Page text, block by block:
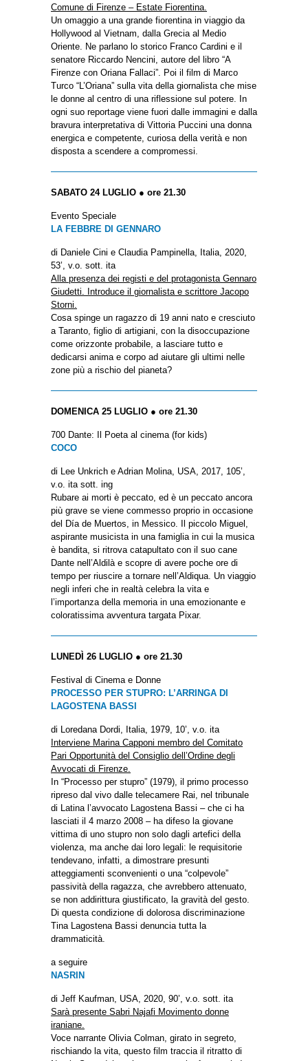
Comune di Firenze – Estate Fiorentina.
Un omaggio a una grande fiorentina in viaggio da
Hollywood al Vietnam, dalla Grecia al Medio
Oriente. Ne parlano lo storico Franco Cardini e il
senatore Riccardo Nencini, autore del libro “A
Firenze con Oriana Fallaci”. Poi il film di Marco
Turco “L’Oriana” sulla vita della giornalista che mise
le donne al centro di una riflessione sul potere. In
ogni suo reportage viene fuori dalle immagini e dalla
bravura interpretativa di Vittoria Puccini una donna
energica e competente, curiosa della verità e non
disposta a scendere a compromessi.
SABATO 24 LUGLIO ● ore 21.30
Evento Speciale
LA FEBBRE DI GENNARO
di Daniele Cini e Claudia Pampinella, Italia, 2020,
53’, v.o. sott. ita
Alla presenza dei registi e del protagonista Gennaro
Giudetti. Introduce il giornalista e scrittore Jacopo
Storni.
Cosa spinge un ragazzo di 19 anni nato e cresciuto
a Taranto, figlio di artigiani, con la disoccupazione
come orizzonte probabile, a lasciare tutto e
dedicarsi anima e corpo ad aiutare gli ultimi nelle
zone più a rischio del pianeta?
DOMENICA 25 LUGLIO ● ore 21.30
700 Dante: Il Poeta al cinema (for kids)
COCO
di Lee Unkrich e Adrian Molina, USA, 2017, 105’,
v.o. ita sott. ing
Rubare ai morti è peccato, ed è un peccato ancora
più grave se viene commesso proprio in occasione
del Día de Muertos, in Messico. Il piccolo Miguel,
aspirante musicista in una famiglia in cui la musica
è bandita, si ritrova catapultato con il suo cane
Dante nell’Aldilà e scopre di avere poche ore di
tempo per riuscire a tornare nell’Aldiqua. Un viaggio
negli inferi che in realtà celebra la vita e
l’importanza della memoria in una emozionante e
coloratissima avventura targata Pixar.
LUNEDÌ 26 LUGLIO ● ore 21.30
Festival di Cinema e Donne
PROCESSO PER STUPRO: L’ARRINGA DI
LAGOSTENA BASSI
di Loredana Dordi, Italia, 1979, 10’, v.o. ita
Interviene Marina Capponi membro del Comitato
Pari Opportunità del Consiglio dell’Ordine degli
Avvocati di Firenze.
In “Processo per stupro” (1979), il primo processo
ripreso dal vivo dalle telecamere Rai, nel tribunale
di Latina l’avvocato Lagostena Bassi – che ci ha
lasciati il 4 marzo 2008 – ha difeso la giovane
vittima di uno stupro non solo dagli artefici della
violenza, ma anche dai loro legali: le requisitorie
tendevano, infatti, a dimostrare presunti
atteggiamenti sconvenienti o una “colpevole”
passività della ragazza, che avrebbero attenuato,
se non addirittura giustificato, la gravità del gesto.
Di questa condizione di dolorosa discriminazione
Tina Lagostena Bassi denuncia tutta la
drammaticità.
a seguire
NASRIN
di Jeff Kaufman, USA, 2020, 90’, v.o. sott. ita
Sarà presente Sabri Najafi Movimento donne
iraniane.
Voce narrante Olivia Colman, girato in segreto,
rischiando la vita, questo film traccia il ritratto di